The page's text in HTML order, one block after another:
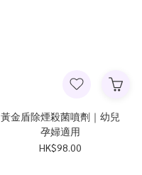
黃金盾除煙殺菌噴劑｜幼兒
孕婦適用
HK$98.00